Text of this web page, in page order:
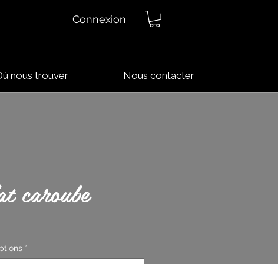
Connexion
nous trouver Nous contacter
caroube
*